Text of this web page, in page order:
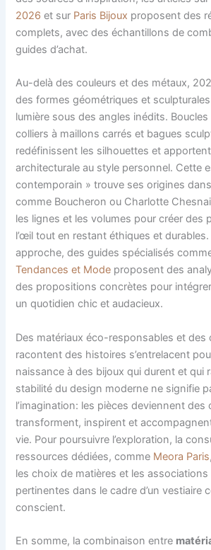
2026 et sur Paris Bijoux proposent des
complets, avec des échantillons de
guides d’achat.
Au-delà des couleurs et des métaux,
des formes géométriques et
lumière sous des angles inédits. Boucles
colliers à maillons carrés et bagues
redéfinissent les silhouettes et
architecturale au style personnel. Cette
contemporain » trouve ses origines
comme Boucheron ou Charlotte
les lignes et les volumes pour créer des
l’œil tout en restant éthiques et
approche, des guides spécialisés
Tendances et Mode proposent des
des propositions concrètes pour
un quotidien chic et audacieux.
Des matériaux éco-responsables et des
racontent des histoires s’entrelacent
naissance à des bijoux qui durent et qui
stabilité du design moderne ne signifie
l’imagination: les pièces deviennent des
transforment, inspirent et
vie. Pour poursuivre l’exploration, la
ressources dédiées, comme Meora Paris
les choix de matières et les associations
pertinentes dans le cadre d’un vestiaire
conscient.
En somme, la combinaison entre